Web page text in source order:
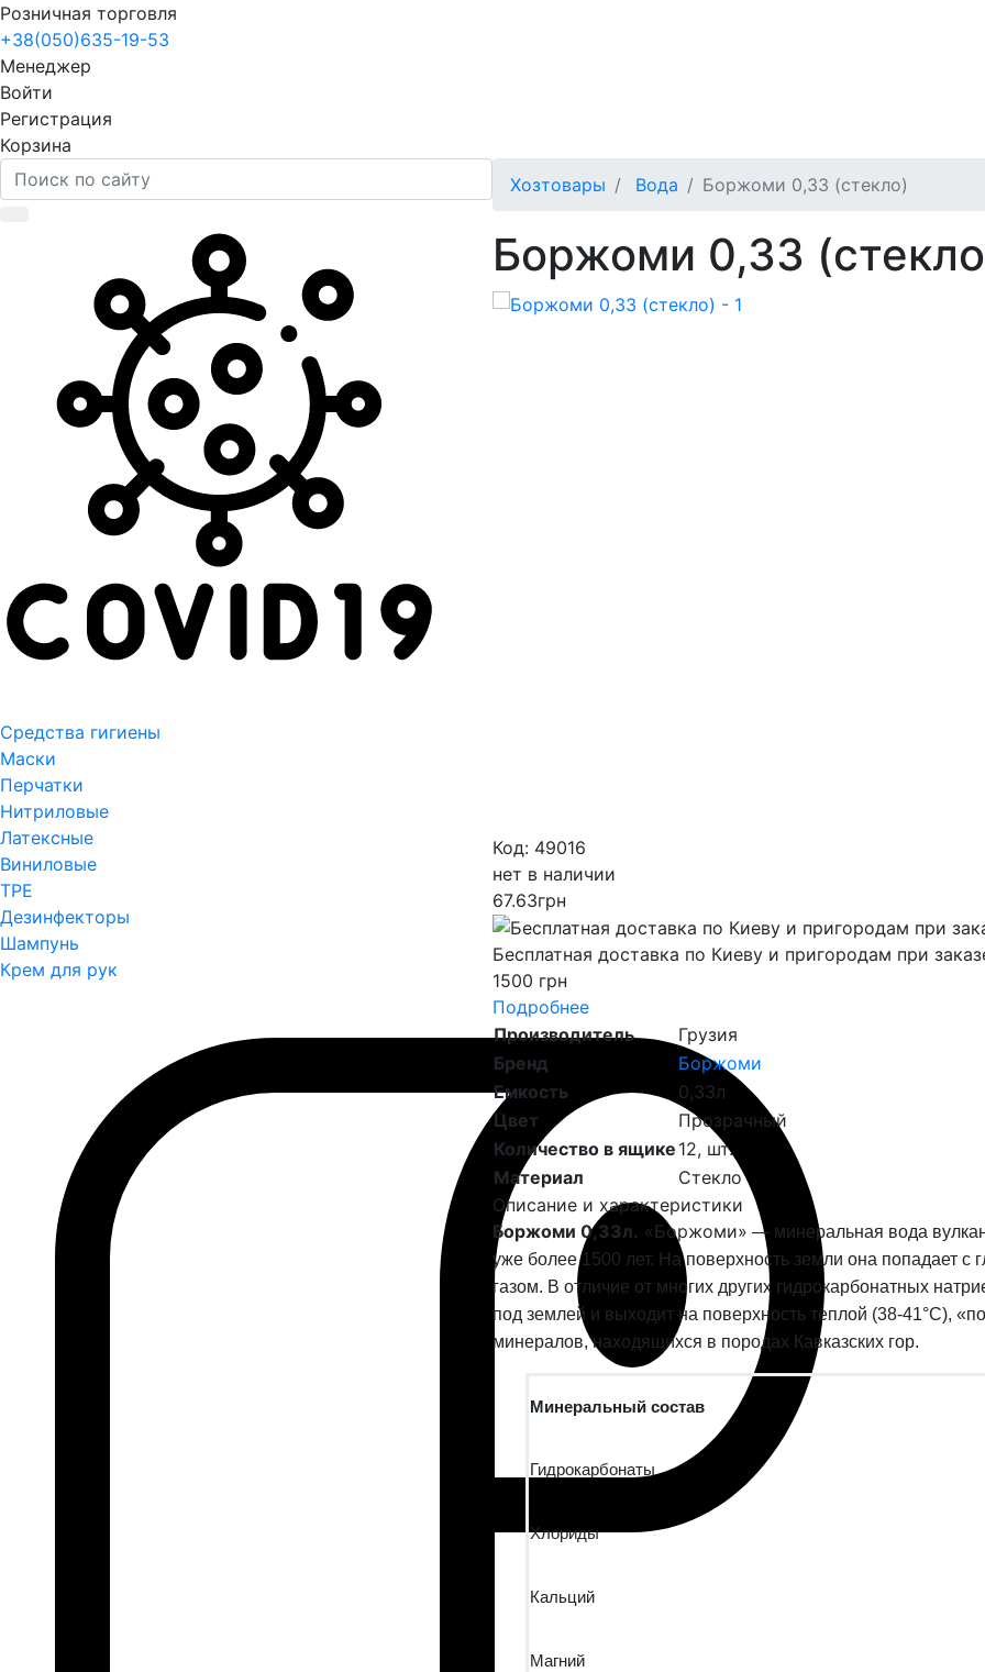
Розничная торговля
+38(050)635-19-53
Менеджер
Войти
Регистрация
Корзина
Средства гигиены
Маски
Перчатки
Нитриловые
Латексные
Виниловые
TPE
Дезинфекторы
Шампунь
Крем для рук
Хозтовары Вода Боржоми 0,33 (стекло)
Боржоми 0,33
Код: 49016
нет в наличии
67.63грн
Бесплатная доставка по Киеву и пригородам при
1500 грн
Подробнее
Производитель
Грузия
Бренд
Боржоми
Емкость
0,33л
Цвет
Прозрачный
Количество в ящике 12, шт.
Материал
Стекло
Описание и характеристики
Боржоми 0,33л. «Боржоми» — минеральная вода
уже более 1500 лет. На поверхность земли она попадает
газом. В отличие от многих других гидрокарбонатных
под землей и выходит на поверхность теплой (38-41°С),
минералов, находящихся в породах Кавказских гор.
Минеральный состав
Гидрокарбонаты
Хлориды
Кальций
Магний